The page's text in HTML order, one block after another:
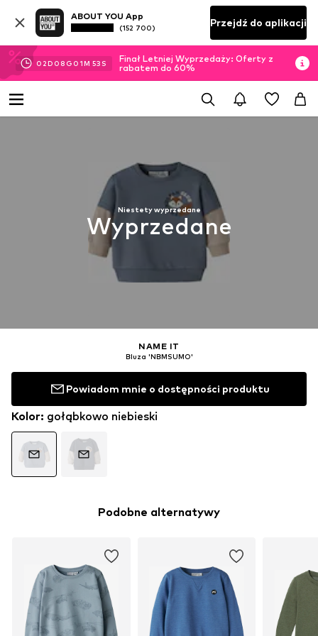
ABOUT YOU App
(152 700) Przejdź do aplikacji
02D 08 G 01M 53 S
Finał Letniej Wyprzedaży: Oferty z
rabatem do 60%
Niestety wyprzedane
Wyprzedane
NAME IT
Bluza 'NBMSUMO'
Powiadom mnie o dostępności produktu
Kolor: gołąbkowo niebieski
Podobne alternatywy